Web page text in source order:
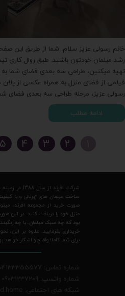
خانم رسولی عزیز سلام. شما از طریق این
رشد مبلمان خودتون باشید. طبق روال کاری
تهیه میکنین، طراحی سه بعدی فضای شما به
فیلمی از فضای منزل به همراه عکسی از
رسولی عزیز، مرحله طراحی سه بعدی فضای
ادامه مطلب
۲ ۳ ۴ ۵
شرکت افرند از
ساخت مبلمان های ژورنالی و با
صورت خرید از مجموعه افرند،
منزل خود را دریافت کنید. در این
بود که چه سبک مبلمان، با چه
خریداری بفرمایید. علاوه بر این،
برای شما کاملا واضح و آشکار خواهد
شماره تماس: 04133355577
شماره واتسپ: 09031237209
شبکه های اجتماعی: afrand.home